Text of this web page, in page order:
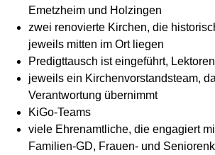
Emetzheim und Holzingen
zwei renovierte Kirchen, die
jeweils mitten im Ort liegen
Predigttausch ist eingeführt,
jeweils ein Kirchenvorstandsteam,
Verantwortung übernimmt
KiGo-Teams
viele Ehrenamtliche, die engagiert
Familien-GD, Frauen- und